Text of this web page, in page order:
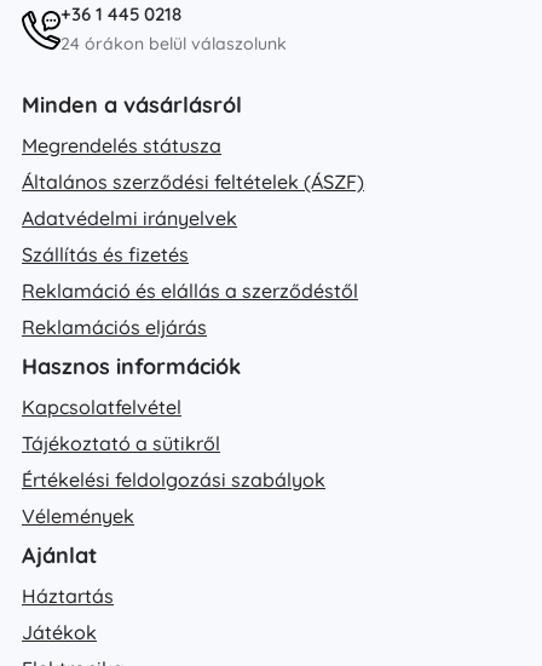
+36 1 445 0218
24 órákon belül válaszolunk
Minden a vásárlásról
Megrendelés státusza
Általános szerződési feltételek (ÁSZF)
Adatvédelmi irányelvek
Szállítás és fizetés
Reklamáció és elállás a szerződéstől
Reklamációs eljárás
Hasznos információk
Kapcsolatfelvétel
Tájékoztató a sütikről
Értékelési feldolgozási szabályok
Vélemények
Ajánlat
Háztartás
Játékok